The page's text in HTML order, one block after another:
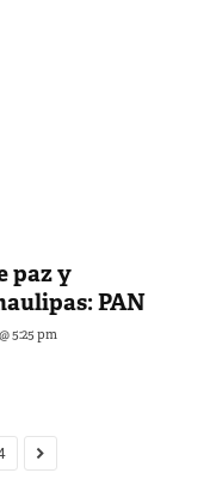
paz y
PAN
5:25 pm